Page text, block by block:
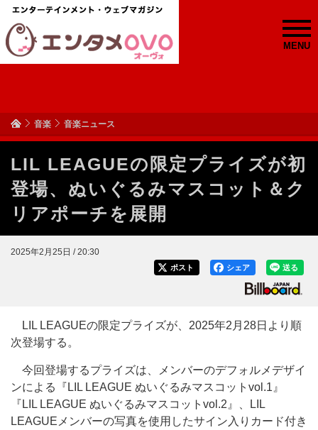
MENU
音楽 音楽ニュース
LIL LEAGUEの限定プライズが初
登場、ぬいぐるみマスコット＆ク
リアポーチを展開
2025年2月25日 / 20:30
送る
シェア
ポスト
LIL LEAGUEの限定プライズが、2025年2月28日より順
次登場する。
今回登場するプライズは、メンバーのデフォルメデザイ
ンによる『LIL LEAGUE ぬいぐるみマスコットvol.1』
『LIL LEAGUE ぬいぐるみマスコットvol.2』、LIL
LEAGUEメンバーの写真を使用したサイン入りカード付き